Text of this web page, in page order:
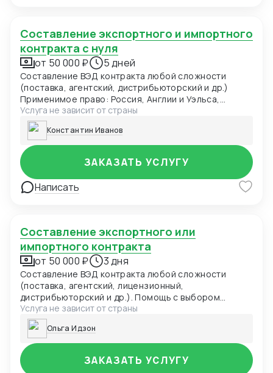
Составление экспортного и импортного
контракта с нуля
от 50 000 ₽ 5 дней
Составление ВЭД контракта любой сложности
(поставка, агентский, дистрибьюторский и др.)
Применимое право: Россия, Англии и Уэльса,
Швейцарии Включение в контракт современных
оговорок: переход права собственности,
заверения и гарантии, форс-мажор, оговорка об
оплате, санкционная оговорка. Выбор
оптимального суда для контракта Адаптация
действующего ВЭД контракта под последние
изменения с учетом применимого права. Правовое
заключение по контракту, рекомендации по
Услуга не зависит от страны
Константин Иванов
Написать
ЗАКАЗАТЬ УСЛУГУ
Составление экспортного или
импортного контракта
от 50 000 ₽ 3 дня
Составление ВЭД контракта любой сложности
(поставка, агентский, лицензионный,
дистрибьюторский и др.). Помощь с выбором
Инкотермс. Включение в контракт положений о
переходе права собственности, заверений и
гарантий, форс-мажоре и иных требуемых
оговорок. Выбор оптимального для контракта суда и
применимого права. Правовое заключение по
контракту, рекомендации по улучшению контракта.
Услуга не зависит от страны
Ольга Идзон
ЗАКАЗАТЬ УСЛУГУ